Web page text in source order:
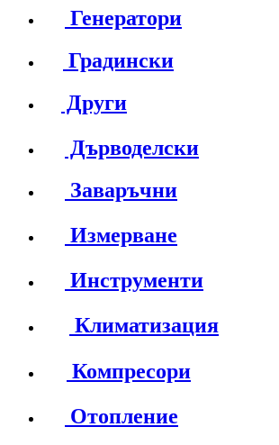
Генератори
Градински
Други
Дърводелски
Заваръчни
Измерване
Инструменти
Климатизация
Компресори
Отопление